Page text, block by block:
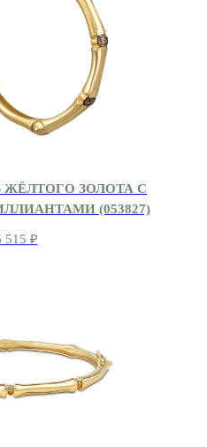
ЖЁЛТОГО ЗОЛОТА С
(053827)
515 ₽